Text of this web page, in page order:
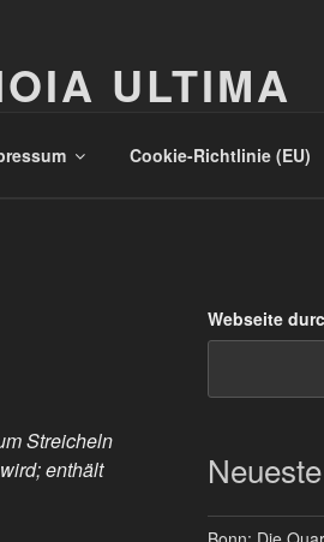
ULTIMA
Cookie-Richtlinie (EU)
Streicheln
enthält
Webseite